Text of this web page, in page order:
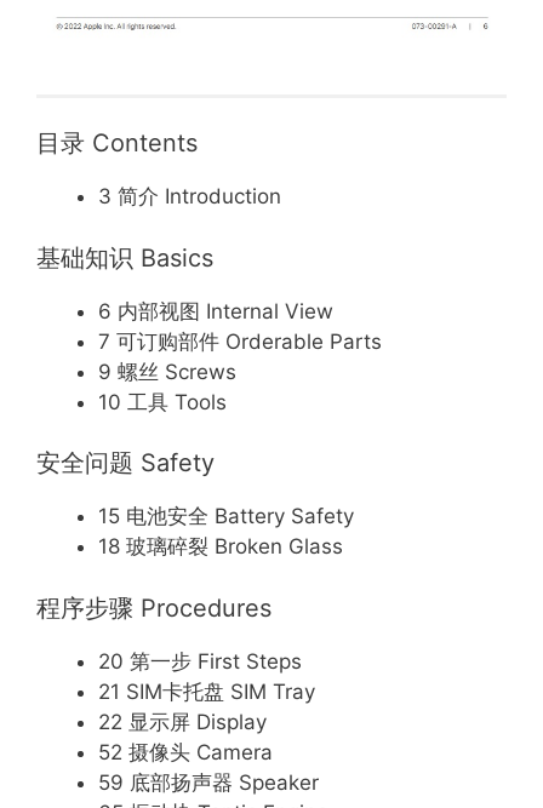
目录 Contents
3 简介 Introduction
基础知识 Basics
6 内部视图 Internal View
7 可订购部件 Orderable Parts
9 螺丝 Screws
10 工具 Tools
安全问题 Safety
15 电池安全 Battery Safety
18 玻璃碎裂 Broken Glass
程序步骤 Procedures
20 第一步 First Steps
21 SIM卡托盘 SIM Tray
22 显示屏 Display
52 摄像头 Camera
59 底部扬声器 Speaker